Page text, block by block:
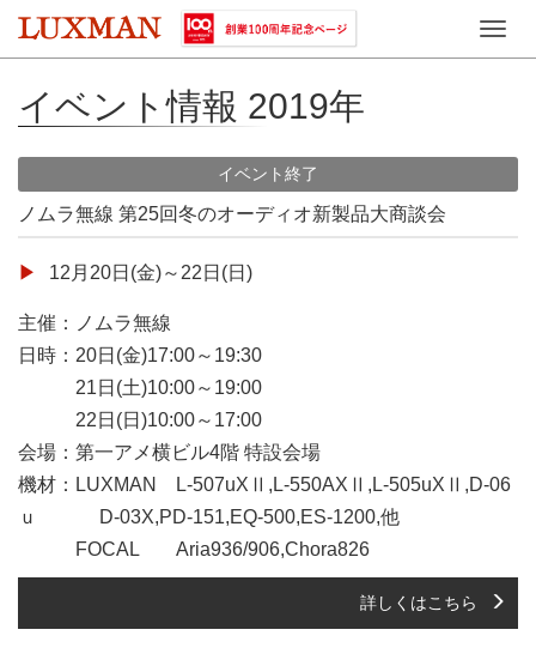
Toggle
イベント情報 2019年
イベント終了
ノムラ無線 第25回冬のオーディオ新製品大商談会
12月20日(金)～22日(日)
主催：ノムラ無線
日時：20日(金)17:00～19:30
21日(土)10:00～19:00
22日(日)10:00～17:00
会場：第一アメ横ビル4階 特設会場
機材：LUXMAN L-507uXⅡ,L-550AXⅡ,L-505uXⅡ,D-06
ｕ D-03X,PD-151,EQ-500,ES-1200,他
FOCAL Aria936/906,Chora826
詳しくはこちら